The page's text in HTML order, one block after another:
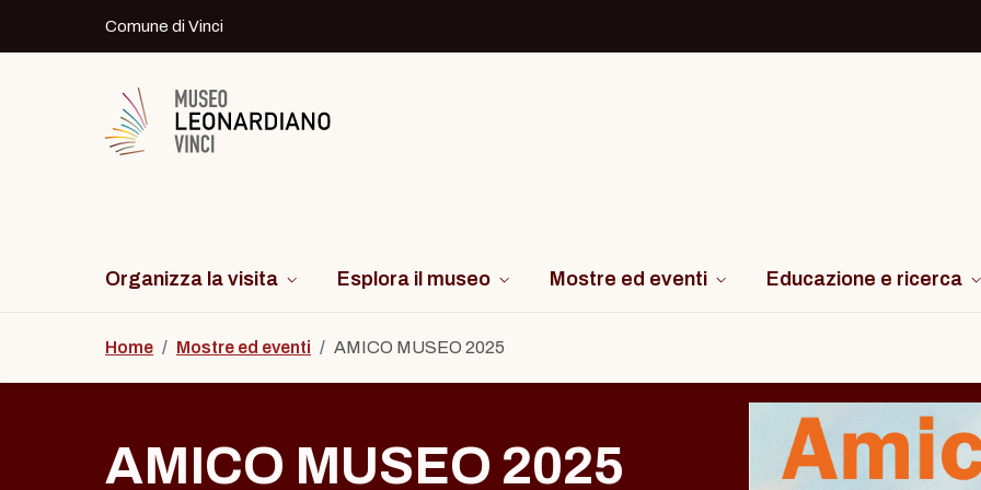
Comune di Vinci
Logo del Museo Leonardiano di Vinci
Organizza la visita Esplora il museo Mostre ed eventi Educazione e ricerca
Home / Mostre ed eventi / AMICO MUSEO 2025
AMICO MUSEO 2025